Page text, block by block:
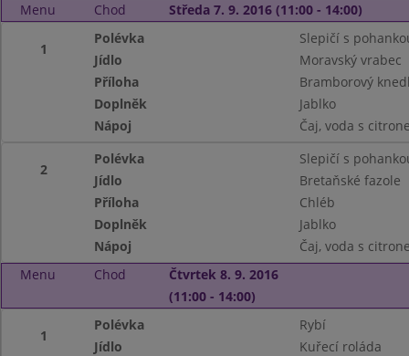
Menu
Chod Středa 7. 9. 2016 (11:00 - 14:00)
1
Polévka
Slepičí s
Jídlo
Moravský vrabec
Příloha
Bramborový
Doplněk
Jablko
Nápoj
Čaj, voda s
2
Polévka
Slepičí s
Jídlo
Bretaňské fazole
Příloha
Chléb
Doplněk
Jablko
Nápoj
Čaj, voda s
Menu
Chod
Čtvrtek 8. 9. 2016
(11:00 - 14:00)
1
Polévka
Rybí
Jídlo
Kuřecí roláda